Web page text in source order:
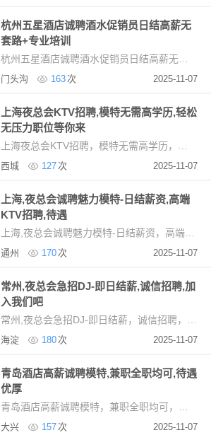
杭州五星酒店诚聘酒水促销员日结高薪无
套路+专业培训
杭州五星酒店诚聘酒水促销员日结高薪无套路+专业培训杭州高端KTV诚聘女性服务精英（日薪
门头沟 163 次 2025-11-07
上海夜总会KTV招聘,模特无需高学历,轻松
无压力职位等你来
西城 127 次 2025-11-07
上海,夜总会诚聘魅力模特-日结薪资,高端
KTV招聘,待遇
上海,夜总会诚聘魅力模特-日结薪资，高端KTV招聘，待遇优厚，加入我们上海高端商务KTV招聘信
通州 170 次 2025-11-07
常州,夜总会急招DJ-即日结薪,诚信招聘,加
入我们吧
海淀 180 次 2025-11-07
青岛酒店高薪诚聘模特,兼职全职均可,待遇
优厚
大兴 157 次 2025-11-07